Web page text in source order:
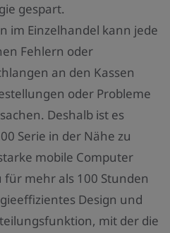
gespart.
im Einzelhandel kann jede
Fehlern oder
an den Kassen
oder Probleme
Deshalb ist es
Serie in der Nähe zu
mobile Computer
mehr als 100 Stunden
Design und
mit der die